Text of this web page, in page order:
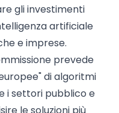
gli investimenti
artificiale
e imprese.
prevede
di algoritmi
i settori pubblico e